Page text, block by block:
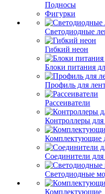
Подносы
Фигурки
Светодиодные
Гибкий неон
Блоки питания
Профиль для
Рассеиватели
Контроллеры для
Комплектующие
Соединители для
Светодиодные
Комплектующие